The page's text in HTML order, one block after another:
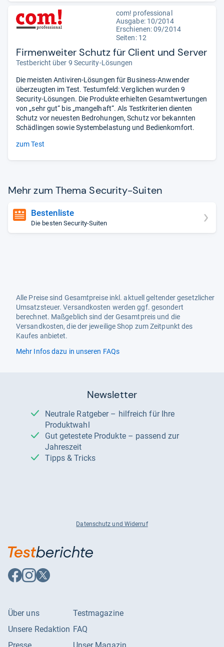
com! professional
Ausgabe: 10/2014
Erschienen: 09/2014
Seiten: 12
Firmenweiter Schutz für Client und Server
Testbericht über 9 Security-Lösungen
Die meisten Antiviren-Lösungen für Business-Anwender
überzeugten im Test. Testumfeld: Verglichen wurden 9
Security-Lösungen. Die Produkte erhielten Gesamtwertungen
von „sehr gut“ bis „mangelhaft“. Als Testkriterien dienten
Schutz vor neuesten Bedrohungen, Schutz vor bekannten
Schädlingen sowie Systembelastung und Bedienkomfort.
zum Test
Mehr zum Thema Secu­rity-​Sui­ten
Bestenliste
Die besten Security-Suiten
Alle Preise sind Gesamtpreise inkl. aktuell geltender gesetzlicher
Umsatzsteuer. Versandkosten werden ggf. gesondert
berechnet. Maßgeblich sind der Gesamtpreis und die
Versandkosten, die der jeweilige Shop zum Zeitpunkt des
Kaufes anbietet.
Mehr Infos dazu in unseren FAQs
Newsletter
Neutrale Ratgeber – hilfreich für Ihre
Produktwahl
Gut getestete Produkte – passend zur
Jahreszeit
Tipps & Tricks
Datenschutz und Widerruf
Auf
Facebook
Auf
Instagram
Auf
X
Über uns
Unsere Redaktion
Testmagazine
FAQ